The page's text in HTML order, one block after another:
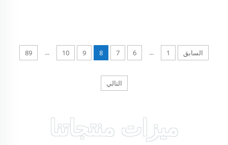
السابق 1
...
6
7
8
9
10
...
89
التالي
ميزات منتجاتنا